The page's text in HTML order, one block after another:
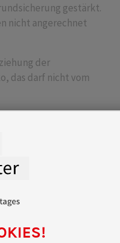
gestärkt.
nicht angerechnet
der
das darf nicht vom
Grundsicherung
die lange arbeitslos